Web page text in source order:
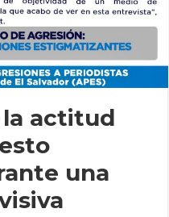
la actitud
una